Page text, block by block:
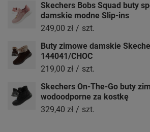
Skechers Bobs Squad buty
damskie modne Slip-ins
249,00 zł / szt.
Buty zimowe damskie
144041/CHOC
219,00 zł / szt.
Skechers On-The-Go buty
wodoodporne za kostkę
329,40 zł / szt.